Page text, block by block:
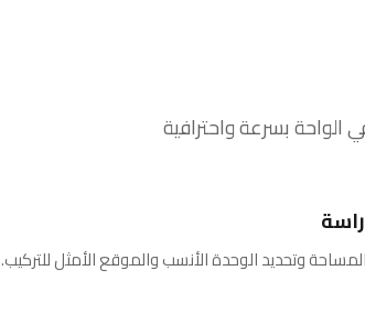
وتحديد الوحدة الأنسب والموقع الأمثل للتركيب.